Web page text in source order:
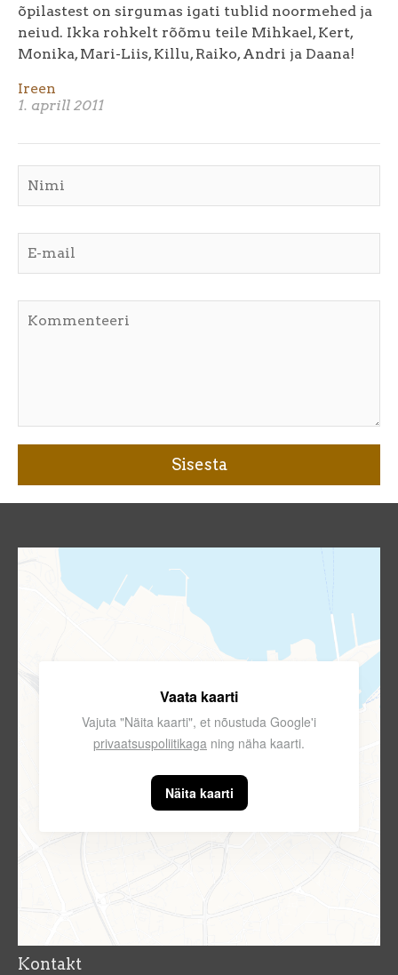
õpilastest on sirgumas igati tublid noormehed ja
neiud. Ikka rohkelt rõõmu teile Mihkael, Kert,
Monika, Mari-Liis, Killu, Raiko, Andri ja Daana!
Ireen
1. aprill 2011
Vaata kaarti
Vajuta "Näita kaarti", et nõustuda Google'i
privaatsuspoliitikaga ning näha kaarti.
Näita kaarti
Kontakt